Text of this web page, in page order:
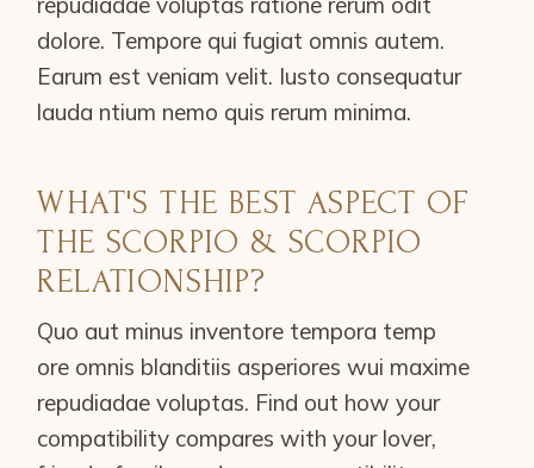
dolore. Tempore qui fugiat omnis autem.
Earum est veniam velit. Iusto consequatur
lauda ntium nemo quis rerum minima.
WHAT'S THE BEST ASPECT OF
THE SCORPIO & SCORPIO
RELATIONSHIP?
Quo aut minus inventore tempora temp
ore omnis blanditiis asperiores wui maxime
repudiadae voluptas. Find out how your
compatibility compares with your lover,